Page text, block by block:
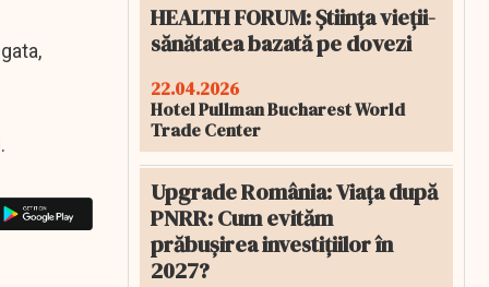
HEALTH FORUM: Știința vieții-
sănătatea bazată pe dovezi
22.04.2026
Hotel Pullman Bucharest World
Trade Center
Upgrade România: Viața după
PNRR: Cum evităm
prăbușirea investițiilor în
2027?